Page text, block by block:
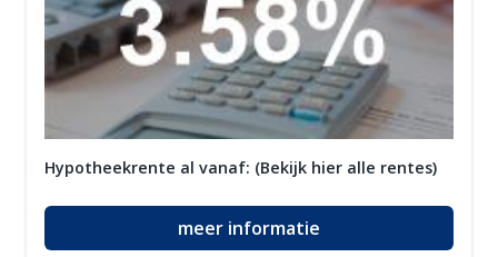
Hypotheekrente al vanaf: (Bekijk hier alle rentes)
meer informatie